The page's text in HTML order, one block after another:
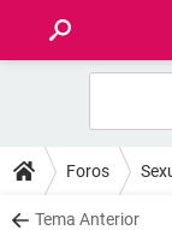
FOROS
SALUD
Foros
Tema Anterior